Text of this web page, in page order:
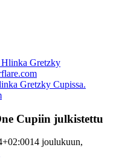
Gretzky Cupissa.
Cupiin julkistettu
14 joulukuun,